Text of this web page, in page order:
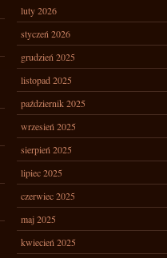
luty 2026
styczeń 2026
grudzień 2025
listopad 2025
październik 2025
wrzesień 2025
sierpień 2025
lipiec 2025
czerwiec 2025
maj 2025
kwiecień 2025